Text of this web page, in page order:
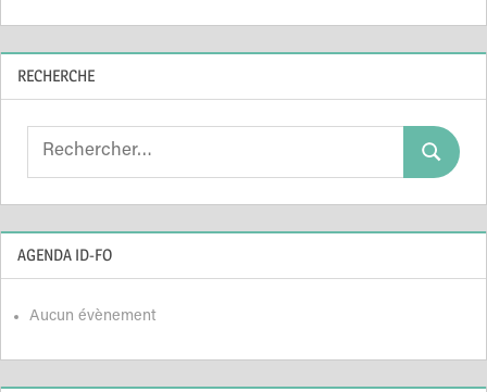
RECHERCHE
Search
Search
AGENDA ID-FO
Aucun évènement